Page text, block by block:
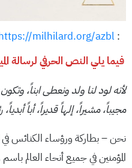
:
milhilard.org/azbl
فيما يلي النص الحرفي لرسالة
لأنه لود لنا ولد ونعطى ابناً،
مجيباً، مشيراً، إلهاً قديراً، أباً
نحن – بطاركة ورؤساء الكنائس في
المؤمنين في جميع أنحاء العالم